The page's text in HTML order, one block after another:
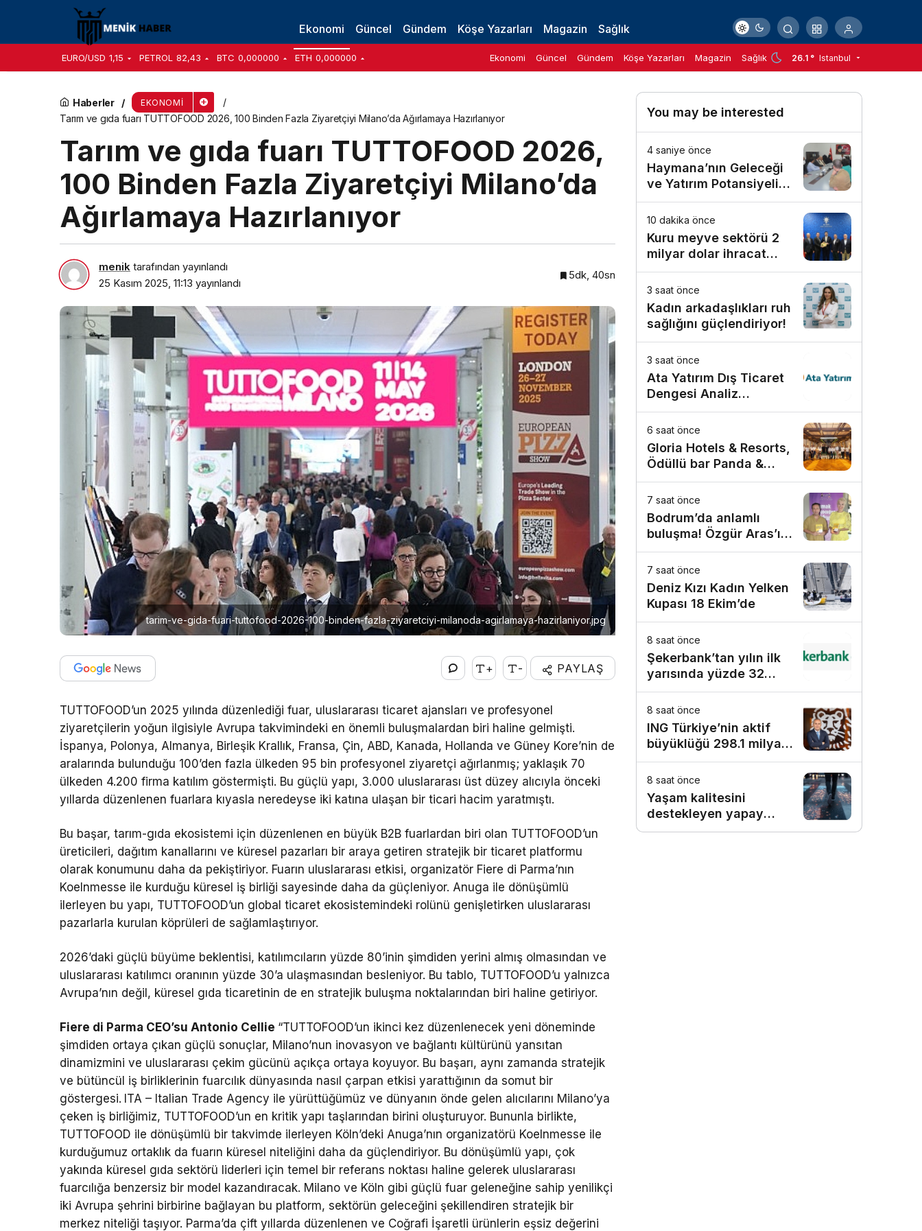
Ekonomi Güncel Gündem Köşe Yazarları Magazin Sağlık
EURO/USD 1,15 PETROL 82,43 BTC 0,000000 ETH 0,000000 Ekonomi Güncel Gündem Köşe Yazarları Magazin Sağlık 26.1 ° Istanbul
Haberler EKONOMI
Tarım ve gıda fuarı TUTTOFOOD 2026, 100 Binden Fazla Ziyaretçiyi Milano’da Ağırlamaya Hazırlanıyor
Tarım ve gıda fuarı TUTTOFOOD 2026,
100 Binden Fazla Ziyaretçiyi Milano’da
Ağırlamaya Hazırlanıyor
menik tarafından yayınlandı
25 Kasım 2025, 11:13 yayınlandı
5dk, 40sn
tarim-ve-gida-fuari-tuttofood-2026-100-binden-fazla-ziyaretciyi-milanoda-agirlamaya-hazirlaniyor.jpg
+ - PAYLAŞ
TUTTOFOOD’un 2025 yılında düzenlediği fuar, uluslararası ticaret ajansları ve profesyonel
ziyaretçilerin yoğun ilgisiyle Avrupa takvimindeki en önemli buluşmalardan biri haline gelmişti.
İspanya, Polonya, Almanya, Birleşik Krallık, Fransa, Çin, ABD, Kanada, Hollanda ve Güney Kore’nin de
aralarında bulunduğu 100’den fazla ülkeden 95 bin profesyonel ziyaretçi ağırlanmış; yaklaşık 70
ülkeden 4.200 firma katılım göstermişti. Bu güçlü yapı, 3.000 uluslararası üst düzey alıcıyla önceki
yıllarda düzenlenen fuarlara kıyasla neredeyse iki katına ulaşan bir ticari hacim yaratmıştı.
Bu başar, tarım-gıda ekosistemi için düzenlenen en büyük B2B fuarlardan biri olan TUTTOFOOD’un
üreticileri, dağıtım kanallarını ve küresel pazarları bir araya getiren stratejik bir ticaret platformu
olarak konumunu daha da pekiştiriyor. Fuarın uluslararası etkisi, organizatör Fiere di Parma’nın
Koelnmesse ile kurduğu küresel iş birliği sayesinde daha da güçleniyor. Anuga ile dönüşümlü
ilerleyen bu yapı, TUTTOFOOD’un global ticaret ekosistemindeki rolünü genişletirken uluslararası
pazarlarla kurulan köprüleri de sağlamlaştırıyor.
2026’daki güçlü büyüme beklentisi, katılımcıların yüzde 80’inin şimdiden yerini almış olmasından ve
uluslararası katılımcı oranının yüzde 30’a ulaşmasından besleniyor. Bu tablo, TUTTOFOOD’u yalnızca
Avrupa’nın değil, küresel gıda ticaretinin de en stratejik buluşma noktalarından biri haline getiriyor.
Fiere di Parma CEO’su Antonio Cellie “TUTTOFOOD’un ikinci kez düzenlenecek yeni döneminde
şimdiden ortaya çıkan güçlü sonuçlar, Milano’nun inovasyon ve bağlantı kültürünü yansıtan
dinamizmini ve uluslararası çekim gücünü açıkça ortaya koyuyor. Bu başarı, aynı zamanda stratejik
ve bütüncül iş birliklerinin fuarcılık dünyasında nasıl çarpan etkisi yarattığının da somut bir
göstergesi. ITA – Italian Trade Agency ile yürüttüğümüz ve dünyanın önde gelen alıcılarını Milano’ya
çeken iş birliğimiz, TUTTOFOOD’un en kritik yapı taşlarından birini oluşturuyor. Bununla birlikte,
TUTTOFOOD ile dönüşümlü bir takvimde ilerleyen Köln’deki Anuga’nın organizatörü Koelnmesse ile
kurduğumuz ortaklık da fuarın küresel niteliğini daha da güçlendiriyor. Bu dönüşümlü yapı, çok
yakında küresel gıda sektörü liderleri için temel bir referans noktası haline gelerek uluslararası
fuarcılığa benzersiz bir model kazandıracak. Milano ve Köln gibi güçlü fuar geleneğine sahip yenilikçi
iki Avrupa şehrini birbirine bağlayan bu platform, sektörün geleceğini şekillendiren stratejik bir
merkez niteliği taşıyor. Parma’da çift yıllarda düzenlenen ve Coğrafi İşaretli ürünlerin eşsiz değerini
You may be interested
4 saniye önce
Haymana’nın Geleceği
ve Yatırım Potansiyeli
Masaya Yatırıldı
10 dakika önce
Kuru meyve sektörü 2
milyar dolar ihracat
hedefi için Ankara’dan
destek istedi
3 saat önce
Kadın arkadaşlıkları ruh
sağlığını güçlendiriyor!
3 saat önce
Ata Yatırım Dış Ticaret
Dengesi Analiz
Raporunu Yayımladı
6 saat önce
Gloria Hotels & Resorts,
Ödüllü bar Panda &
Sons ile unutulmaz bir
Miksoloji Gecesine İmza
Attı
7 saat önce
Bodrum’da anlamlı
buluşma! Özgür Aras’ın
çok konuşulan kitabı
yeni baskısını Titanic
Luxury Collection
Bodrum’da kutladı
7 saat önce
Deniz Kızı Kadın Yelken
Kupası 18 Ekim’de
8 saat önce
Şekerbank’tan yılın ilk
yarısında yüzde 32
büyüme
8 saat önce
ING Türkiye’nin aktif
büyüklüğü 298.1 milyar
TL’ye ulaştı
8 saat önce
Yaşam kalitesini
destekleyen yapay
zekâ hizmetleri akıllı
CANKART İçin Son Başvuru Tarihi; 29 Kasım 2025